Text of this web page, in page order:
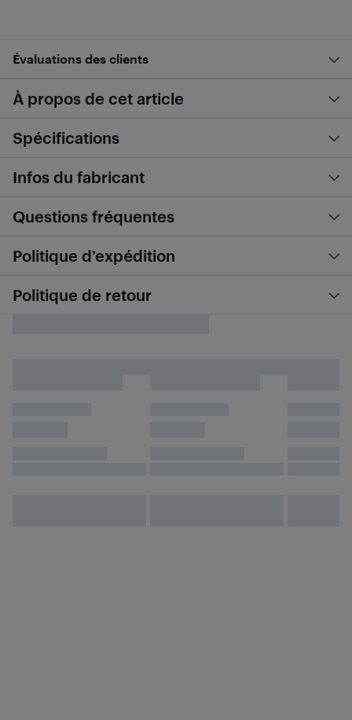
Évaluations des clients
À propos de cet article
Spécifications
Infos du fabricant
Questions fréquentes
Politique d’expédition
Politique de retour